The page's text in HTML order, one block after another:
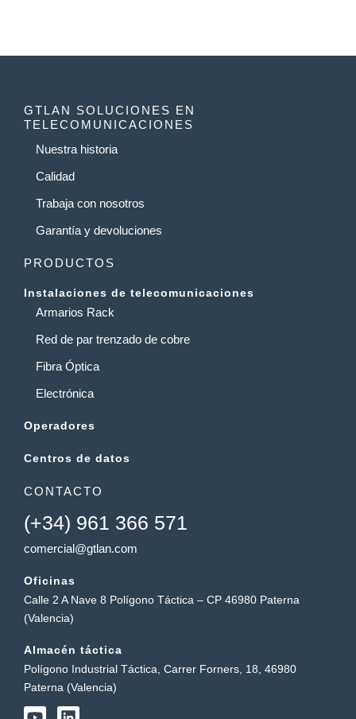
GTLAN SOLUCIONES EN
TELECOMUNICACIONES
Nuestra historia
Calidad
Trabaja con nosotros
Garantía y devoluciones
PRODUCTOS
Instalaciones de telecomunicaciones
Armarios Rack
Red de par trenzado de cobre
Fibra Óptica
Electrónica
Operadores
Centros de datos
CONTACTO
(+34) 961 366 571
comercial@gtlan.com
Oficinas
Calle 2 A Nave 8 Polígono Táctica – CP 46980 Paterna
(Valencia)
Almacén táctica
Polígono Industrial Táctica, Carrer Forners, 18, 46980
Paterna (Valencia)
Y
L